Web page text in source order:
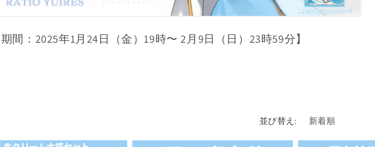
間：2025年1月24日（金）19時〜 2月9日（日）23時59分】
並び替え: